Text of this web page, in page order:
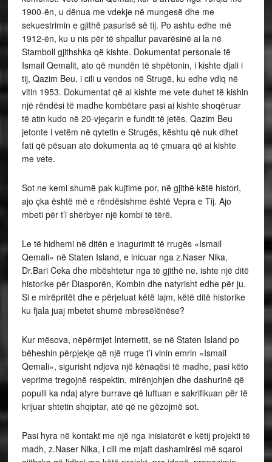
1900-ën, u dënua me vdekje në mungesë dhe me
sekuestrimin e gjithë pasurisë së tij. Po ashtu edhe më
1912-ën, ku u nis për të shpallur pavarësinë ai la në
Stamboll gjithshka që kishte. Dokumentat personale të
Ismail Qemalit, ato që mundën të shpëtonin, i kishte djali i
tij, Qazim Beu, i cili u vendos në Strugë, ku edhe vdiq në
vitin 1953. Dokumentat që ai kishte me vete duhet të kishin
një rëndësi të madhe kombëtare pasi ai kishte shoqëruar
të atin kudo në 20-vjeçarin e fundit të jetës. Qazim Beu
jetonte i vetëm në qytetin e Strugës, kështu që nuk dihet
fati që pësuan ato dokumenta aq të çmuara që ai kishte
me vete.
Sot ne kemi shumë pak kujtime por, në gjithë këtë histori,
ajo çka është më e rëndësishme është Vepra e Tij. Ajo
mbeti për t’i shërbyer një kombi të tërë.
Le të hidhemi në ditën e inagurimit të rrugës «Ismail
Qemali» në Staten Island, e inicuar nga z.Naser Nika,
Dr.Bari Ceka dhe mbështetur nga të gjithë ne, ishte një ditë
historike për Diasporën, Kombin dhe natyrisht edhe për ju.
Si e mirëpritët dhe e përjetuat këtë lajm, këtë ditë historike
ku fjala juaj mbetet shumë mbresëlënëse?
Kur mësova, nëpërmjet Internetit, se në Staten Island po
bëheshin përpjekje që një rruge t’i vinin emrin «Ismail
Qemali», sigurisht ndjeva një kënaqësi të madhe, pasi këto
veprime tregojnë respektin, mirënjohjen dhe dashurinë që
populli ka ndaj atyre burrave që luftuan e sakrifikuan për të
krijuar shtetin shqiptar, atë që ne gëzojmë sot.
Pasi hyra në kontakt me një nga inisiatorët e këtij projekti të
madh, z.Naser Nika, i cili me mjaft dashamirësi më sqaroi